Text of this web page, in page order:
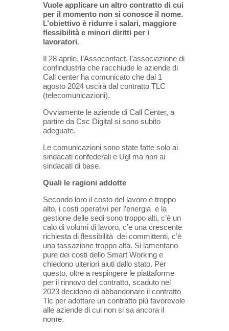
Vuole applicare un altro contratto di cui
per il momento non si conosce il nome.
L’obiettivo è ridurre i salari, maggiore
flessibilità e minori diritti per i
lavoratori.
Il 28 aprile, l’Assocontact, l’associazione di
confindustria che racchiude le aziende di
Call center ha comunicato che dal 1
agosto 2024 uscirà dal contratto TLC
(telecomunicazioni).
Ovviamente le aziende di Call Center, a
partire da Csc Digital si sono subito
adeguate.
Le comunicazioni sono state fatte solo ai
sindacati confederali e Ugl ma non ai
sindacati di base.
Quali le ragioni addotte
Secondo loro il costo del lavoro è troppo
alto, i costi operativi per l’energia e la
gestione delle sedi sono troppo alti, c’è un
calo di volumi di lavoro, c’e una crescente
richiesta di flessibilità dei committenti, c’è
una tassazione troppo alta. Si lamentano
pure dei costi dello Smart Working e
chiedono ulteriori aiuti dallo stato. Per
questo, oltre a respingere le piattaforme
per il rinnovo del contratto, scaduto nel
2023 decidono di abbandonare il contratto
Tlc per adottare un contratto più favorevole
alle aziende di cui non si sa ancora il
nome.